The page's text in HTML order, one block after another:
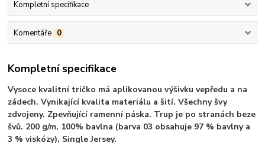
Kompletní specifikace
Komentáře 0
Kompletní specifikace
Vysoce kvalitní tričko má aplikovanou výšivku vepředu a na
zádech. Vynikající kvalita materiálu a šití. Všechny švy
zdvojeny. Zpevňující ramenní páska. Trup je po stranách beze
švů. 200 g/m, 100% bavlna (barva 03 obsahuje 97 % bavlny a
3 % viskózy), Single Jersey.